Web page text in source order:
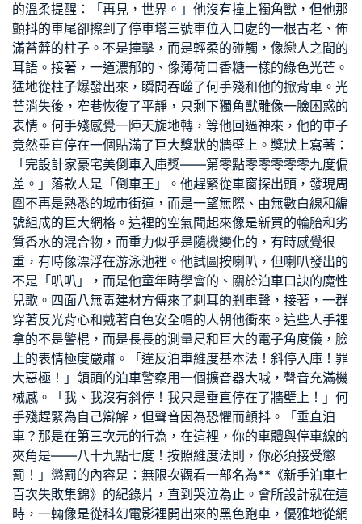
的溫柔提醒：「再見，世界。」他沒有撞上獨角獸，但他那
顫抖的車尾卻擦到了停車塔三號車位入口處的一根古老、佈
滿苔蘚的柱子。不是撞擊，而是輕柔的碰觸，像戀人之間的
耳語。接著，一道濃郁的、像薄荷口香糖一樣的綠色光芒。
猛地從柱子爆發出來，瞬間吞噬了何手殘和他的掀背車。光
芒消失後，窄巷恢復了平靜，只剩下獨角獸雕像一臉困惑的
表情。何手殘感覺一陣天旋地轉，等他回過神來，他的車子
竟然垂直停在一個貼滿了巨大獎狀的牆壁上。獎狀上寫著：
「完設計家豪宅美倒車入庫獎——第零點零零零零零九度偏
差。」落款人是「倒車王」。他趕緊從車窗探出頭，發現周
圍不再是熟悉的城市街道，而是一望無際、由無數白線和編
號組成的巨大網格。這裡的空氣聞起來像是新買的輪胎和劣
質香水的混合物，而重力似乎是隨機變化的，有時感覺很
重，有時像漂浮在游泳池裡。他試圖按喇叭，但喇叭發出的
不是「叭叭」，而是他童年時學會的、關於泊車口訣的魔性
兒歌。四面八無毒建材方傳來了刺耳的剎車聲，接著，一群
穿著反光背心和戴著白色安全帽的人朝他衝來。這些人手裡
拿的不是警棍，而是長長的測量尺和巨大的電子角度儀，臉
上的表情極度嚴肅。「違反泊車維度基本法！斜停入庫！罪
大惡極！」領頭的泊車警察用一個擴音器大喊，聲音充滿機
械感。「我、我沒有斜停！我只是垂直停在了牆壁上！」何
手殘趕緊為自己辯解，但聲音因為恐懼而顫抖。「垂直泊
車？那是在第三次元的行為，在這裡，你的車體與停車線的
夾角是——八十九點七度！按照維度法則，你必須接受懲
罰！」懲罰的內容是：無限次觀看一部名為**《新手泊車七
百次失敗集錦》的紀錄片，直到哭泣為止。 會所設計就在這
時，一輛像是從科幻電影裡開出來的黑色跑車，優雅地從網